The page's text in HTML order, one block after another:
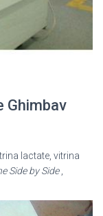
Ghimbav
lactate, vitrina
Side by Side,